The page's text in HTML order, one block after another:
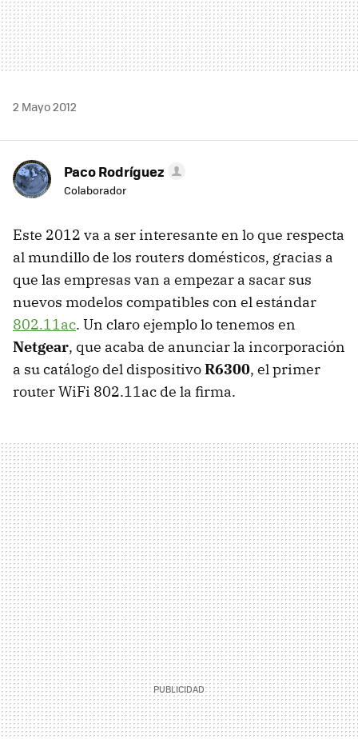
2 Mayo 2012
Paco Rodríguez
Colaborador
Este 2012 va a ser interesante en lo que respecta
al mundillo de los routers domésticos, gracias a
que las empresas van a empezar a sacar sus
nuevos modelos compatibles con el estándar
802.11ac. Un claro ejemplo lo tenemos en
Netgear, que acaba de anunciar la incorporación
a su catálogo del dispositivoR6300, el primer
router WiFi 802.11ac de la firma.